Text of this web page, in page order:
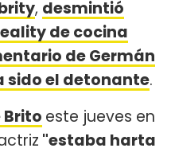
, desmintió
de cocina
de Germán
sido el detonante.
Brito este jueves en
"estaba harta